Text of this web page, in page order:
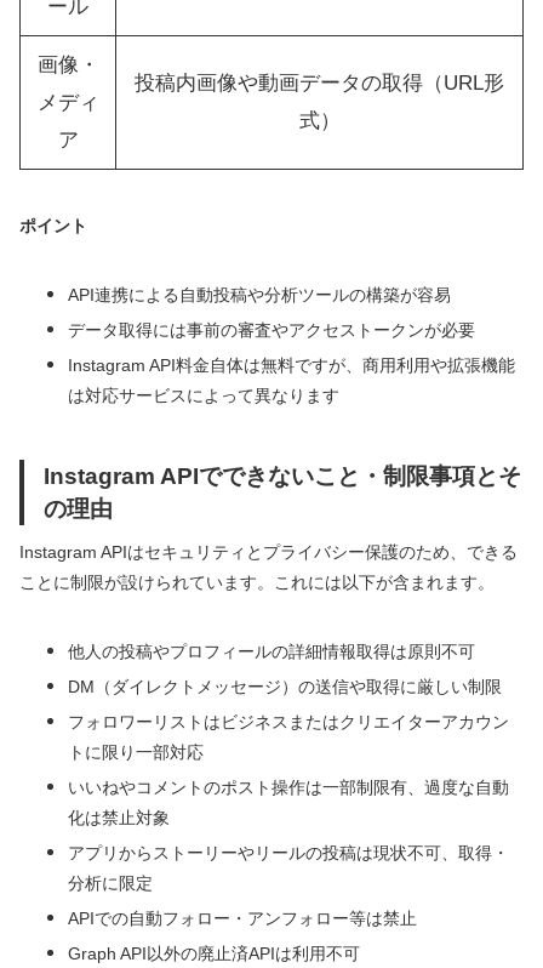
ール
画像・
メディ
ア
投稿内画像や動画データの取得（URL形
式）
ポイント
API連携による自動投稿や分析ツールの構築が容易
データ取得には事前の審査やアクセストークンが必要
Instagram API料金自体は無料ですが、商用利用や拡張機能
は対応サービスによって異なります
Instagram APIでできないこと・制限事項とそ
の理由
Instagram APIはセキュリティとプライバシー保護のため、できる
ことに制限が設けられています。これには以下が含まれます。
他人の投稿やプロフィールの詳細情報取得は原則不可
DM（ダイレクトメッセージ）の送信や取得に厳しい制限
フォロワーリストはビジネスまたはクリエイターアカウン
トに限り一部対応
いいねやコメントのポスト操作は一部制限有、過度な自動
化は禁止対象
アプリからストーリーやリールの投稿は現状不可、取得・
分析に限定
APIでの自動フォロー・アンフォロー等は禁止
Graph API以外の廃止済APIは利用不可